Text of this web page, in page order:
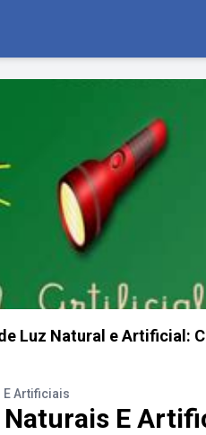
Luz Natural e Artificial:
E Artificiais
Naturais E